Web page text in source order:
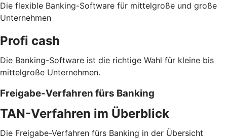
Die flexible Banking-Software für mittelgroße und große
Unternehmen
Profi cash
Die Banking-Software ist die richtige Wahl für kleine bis
mittelgroße Unternehmen.
Freigabe-Verfahren fürs Banking
TAN-Verfahren im Überblick
Die Freigabe-Verfahren fürs Banking in der Übersicht